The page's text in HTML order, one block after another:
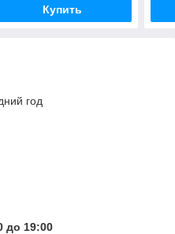
Купить
год
до 19:00